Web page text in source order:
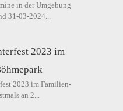
in der Umgebung
31-03-2024...
2023 im
2023 im Familien-
an 2...